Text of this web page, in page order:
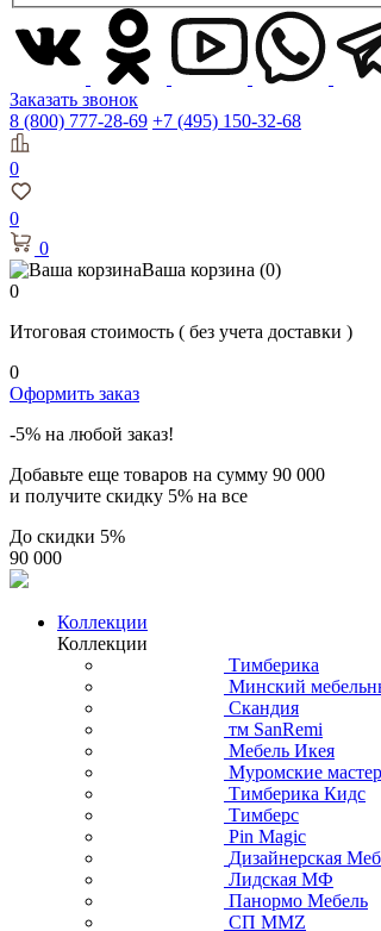
Заказать звонок
8 (800) 777-28-69 +7 (495) 150-32-68
0
0
0
Ваша корзина (0)
0
Итоговая стоимость ( без учета доставки )
0
Оформить заказ
-5% на любой заказ!
Добавьте еще товаров на сумму 90 000
и получите скидку 5% на все
До скидки 5%
90 000
Коллекции
Коллекции
Тимберика
Минский
Скандия
тм SanRemi
Мебель Икея
Муромские
Тимберика Кидс
Тимберс
Pin Magic
Дизайнерская
Лидская МФ
Панормо Мебель
СП ММZ